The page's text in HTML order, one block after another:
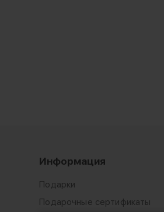
Информация
Подарки
Подарочные сертификаты